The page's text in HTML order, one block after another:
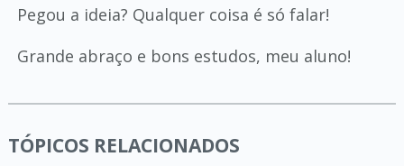
Pegou a ideia? Qualquer coisa é só falar!
Grande abraço e bons estudos, meu aluno!
TÓPICOS RELACIONADOS